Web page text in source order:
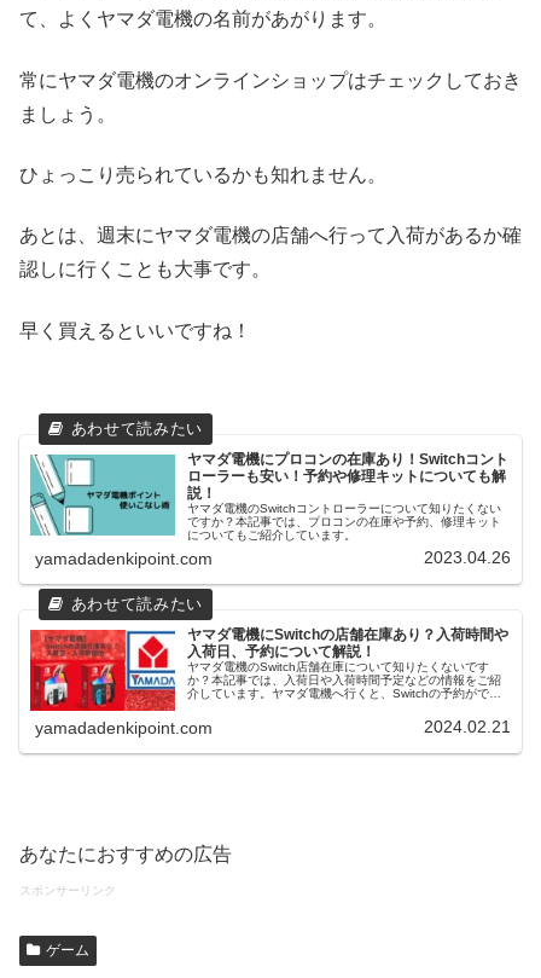
て、よくヤマダ電機の名前があがります。
常にヤマダ電機のオンラインショップはチェックしておき
ましょう。
ひょっこり売られているかも知れません。
あとは、週末にヤマダ電機の店舗へ行って入荷があるか確
認しに行くことも大事です。
早く買えるといいですね！
ヤマダ電機にプロコンの在庫あり！Switchコント
ローラーも安い！予約や修理キットについても解
説！
ヤマダ電機のSwitchコントローラーについて知りたくない
ですか？本記事では、プロコンの在庫や予約、修理キット
についてもご紹介しています。
yamadadenkipoint.com 2023.04.26
ヤマダ電機にSwitchの店舗在庫あり？入荷時間や
入荷日、予約について解説！
ヤマダ電機のSwitch店舗在庫について知りたくないです
か？本記事では、入荷日や入荷時間予定などの情報をご紹
介しています。ヤマダ電機へ行くと、Switchの予約ができ
Switchの詳細情報はヤマダ公式Xをご覧ください。
yamadadenkipoint.com 2024.02.21
あなたにおすすめの広告
スポンサーリンク
ゲーム